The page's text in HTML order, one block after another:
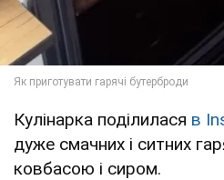
Кулінарка поділилася в
дуже смачних і ситних
ковбасою і сиром.